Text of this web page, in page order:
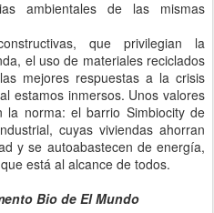
ambientales de las mismas
que privilegian la
el uso de materiales reciclados
mejores respuestas a la crisis
estamos inmersos. Unos valores
norma: el barrio Simbiocity de
cuyas viviendas ahorran
y se autoabastecen de energía,
está al alcance de todos.
Bio de El Mundo